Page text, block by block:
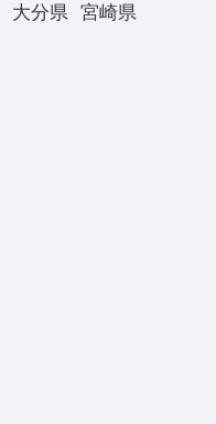
大分県
宮崎県